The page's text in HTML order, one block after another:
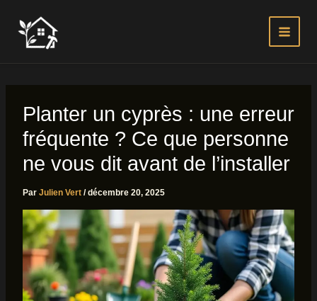
contenu
Planter un cyprès : une erreur
fréquente ? Ce que personne
ne vous dit avant de l’installer
Par Julien Vert /décembre 20, 2025